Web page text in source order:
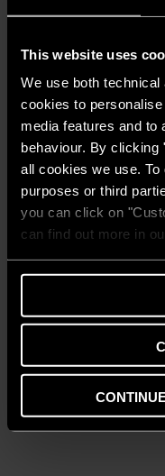
This website uses
We use both
cookies to
media features and
behaviour. By clicking
all cookies we use.
purposes or third
you can click on
can find out more in